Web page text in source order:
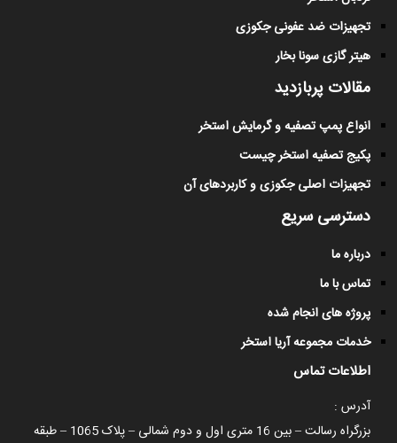
تجهیزات ضد عفونی جکوزی
هیتر گازی سونا بخار
مقالات پربازدید
انواع پمپ تصفیه و گرمایش استخر
پکیج تصفیه استخر چیست
تجهیزات اصلی جکوزی و کاربردهای آن
دسترسی سریع
درباره ما
تماس با ما
پروژه های انجام شده
خدمات مجموعه آریا استخر
اطلاعات تماس
آدرس :
بزرگراه رسالت – بین 16 متری اول و دوم شمالی – پلاک 1065 – طبقه